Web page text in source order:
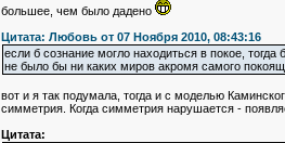
большее, чем было дадено
Цитата: Любовь от 07 Ноября 2010, 08:43:16
если б сознание могло находиться в покое,
не было бы ни каких миров акромя самого
вот и я так подумала, тогда и с моделью
симметрия. Когда симметрия нарушается -
Цитата: